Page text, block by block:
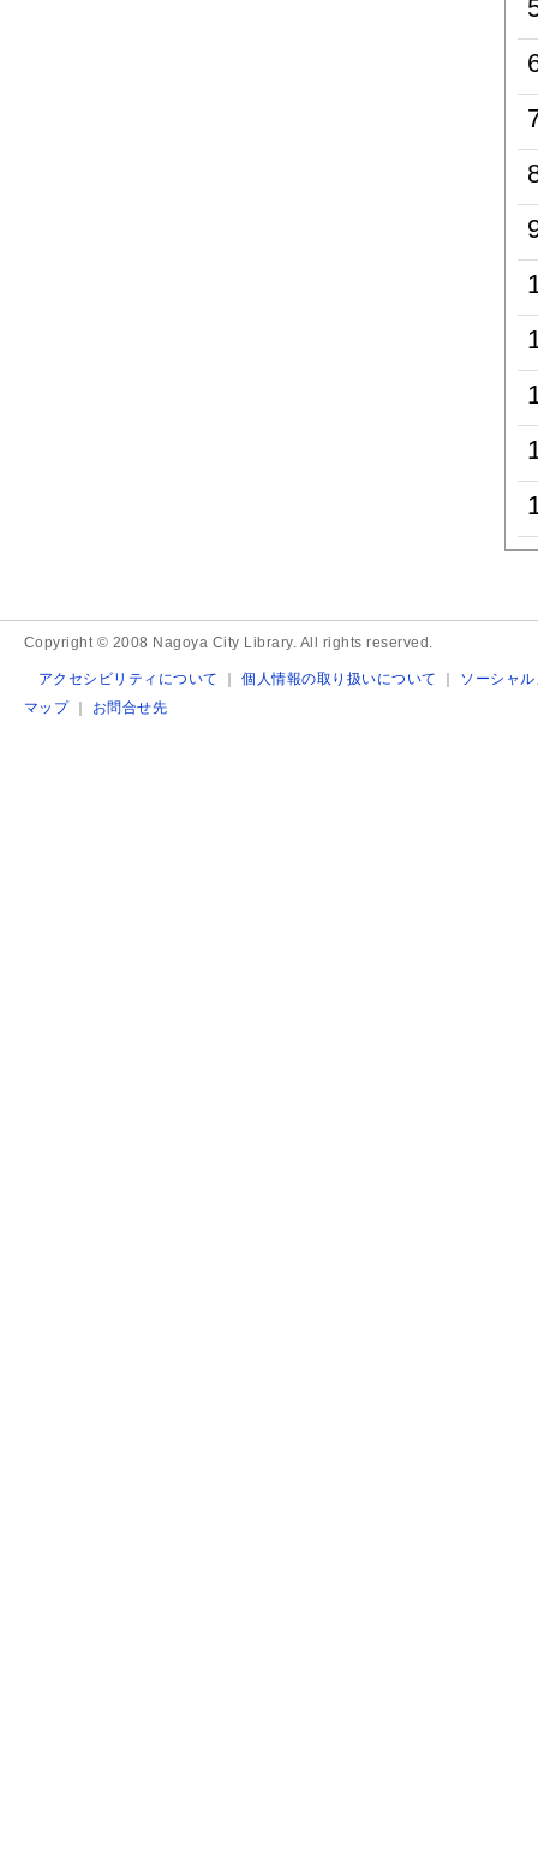
Copyright © 2008 Nagoya City Library. All rights reserved.
アクセシビリティについて ｜個人情報の取り扱いについて ｜ ソーシャ
マップ｜ お問合せ先